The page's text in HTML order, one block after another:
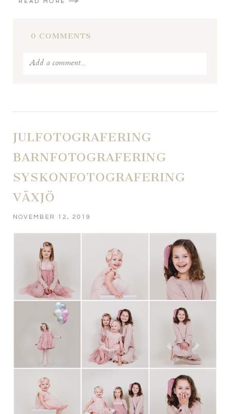
READ MORE
0 COMMENTS
Add a comment...
JULFOTOGRAFERING
BARNFOTOGRAFERING
SYSKONFOTOGRAFERING
VÄXJÖ
NOVEMBER 12, 2019